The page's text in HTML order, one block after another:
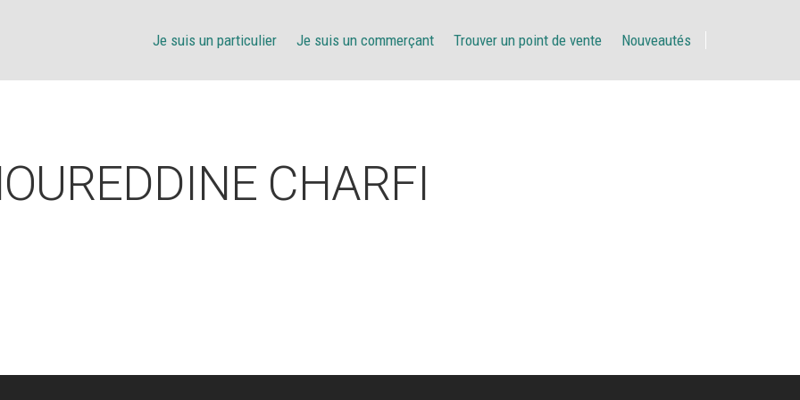
Je suis un particulier Je suis un commerçant Trouver un point de vente Nouveautés
CHARFI